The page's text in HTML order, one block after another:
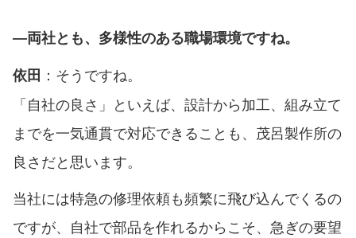
―両社とも、多様性のある職場環境ですね。
依田 ：そうですね。
「自社の良さ」といえば、設計から加工、組み立て
までを一気通貫で対応できることも、茂呂製作所の
良さだと思います。
当社には特急の修理依頼も頻繁に飛び込んでくるの
ですが、自社で部品を作れるからこそ、急ぎの要望